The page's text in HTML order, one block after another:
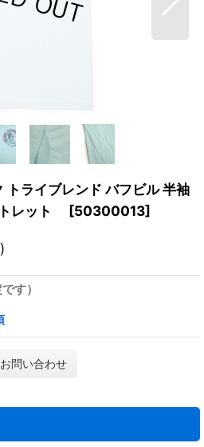
トライブレンド バフビル 半袖
レット
[50300013]
す）
お問い合わせ